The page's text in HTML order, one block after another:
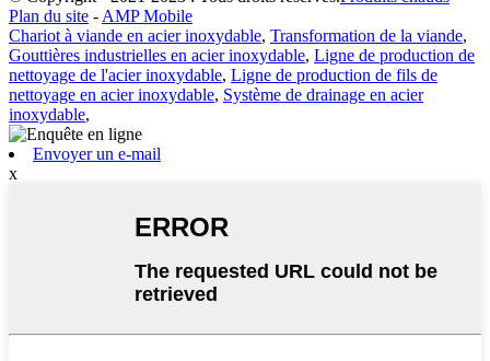
Plan du site - AMP Mobile
Chariot à viande en acier inoxydable, Transformation de la viande,
Gouttières industrielles en acier inoxydable, Ligne de production de
nettoyage de l'acier inoxydable, Ligne de production de fils de
nettoyage en acier inoxydable, Système de drainage en acier
inoxydable,
Envoyer un e-mail
x